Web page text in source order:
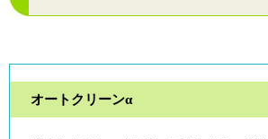
オートクリーンα